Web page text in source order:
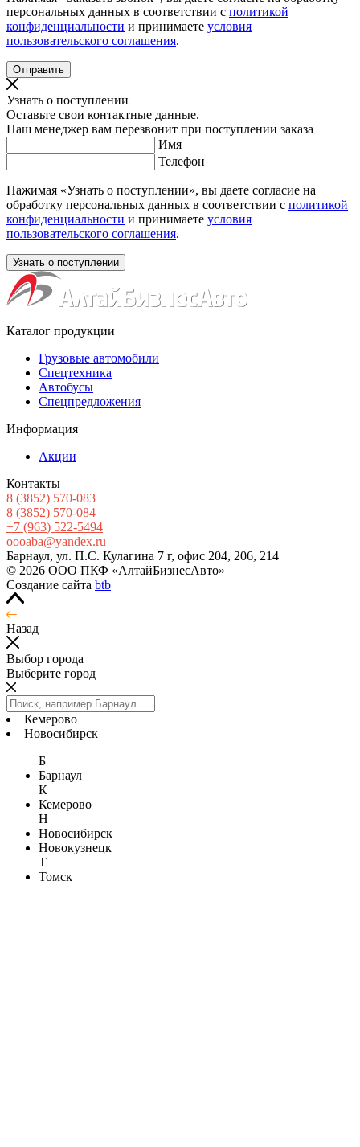
персональных данных в соответствии с политикой
конфиденциальности и принимаете условия
пользовательского соглашения.
Узнать о поступлении
Оставьте свои контактные данные.
Наш менеджер вам перезвонит при поступлении заказа
Имя
Телефон
Нажимая «Узнать о поступлении», вы даете согласие на
обработку персональных данных в соответствии с политикой
конфиденциальности и принимаете условия
пользовательского соглашения.
Каталог продукции
Грузовые автомобили
Спецтехника
Автобусы
Спецпредложения
Информация
Акции
Контакты
8 (3852) 570-083
8 (3852) 570-084
+7 (963) 522-5494
oooaba@yandex.ru
Барнаул, ул. П.С. Кулагина 7 г, офис 204, 206, 214
© 2026 ООО ПКФ «АлтайБизнесАвто»
Создание сайта btb
Назад
Выбор города
Выберите город
Кемерово
Новосибирск
Б
Барнаул
К
Кемерово
Н
Новосибирск
Новокузнецк
Т
Томск